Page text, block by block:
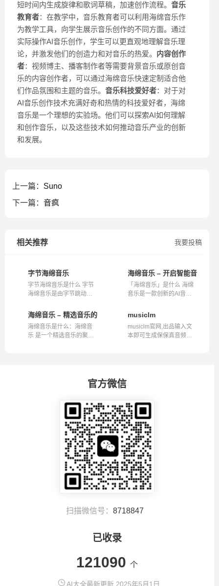
短时间内生成旋律和歌词草稿，加速创作流程。 音乐
教育者：在教学中，音乐教育者可以利用海绵音乐作
为教学工具，向学生展示音乐创作的不同方面。通过
实际操作AI音乐创作，学生可以更直观地理解音乐理
论，并激发他们的创造力和对音乐的热爱。 内容创作
者：视频博主、播客制作者等需要背景音乐或原创音
乐的内容创作者，可以通过海绵音乐快速定制适合他
们作品氛围和主题的音乐。 音乐科技爱好者：对于对
AI音乐创作技术充满好奇和热情的科技爱好者，海绵
音乐是一个理想的实验场。他们可以探索AI如何理解
和创作音乐，以及这些技术如何推动音乐产业的创新
和发展。
上一篇： Suno
下一篇： 音疯
我要投稿
相关推荐
字节海绵音乐
字节海绵音乐是什么 字节
海绵音乐是由字节跳动推
海绵音乐 – 开启智能音乐创
「海绵音乐」是什么 海绵
音乐是一款创新的AI音乐
海绵音乐 – 精选音乐的聚集地
海绵音乐是什么：海绵音
乐 是一个精选音乐的聚集
musiclm
musiclm官网,出品输入文
本即可生成保保真音频音
官方微信
扫描微信号： 8718847
已收录
121090 个
AI大全最新更新 2025年5月1日